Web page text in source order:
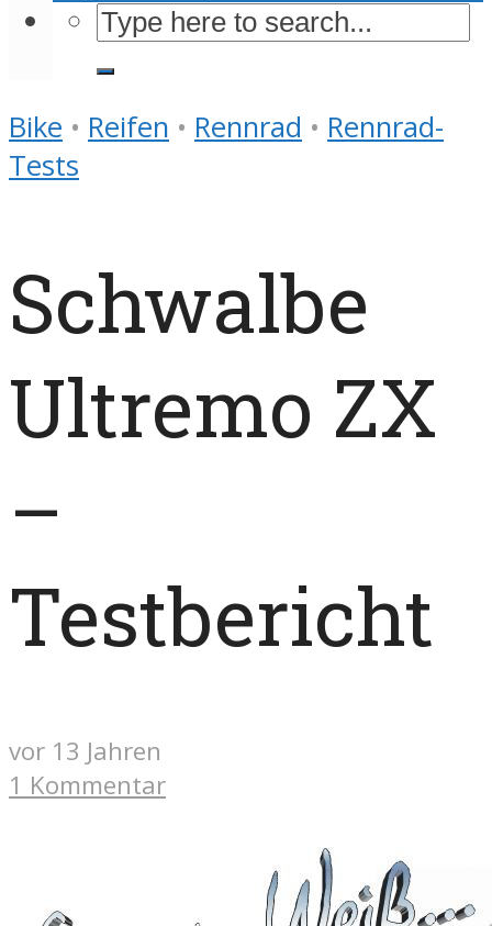
Bike • Reifen • Rennrad • Rennrad-
Tests
Schwalbe
Ultremo ZX
–
Testbericht
vor 13 Jahren
1 Kommentar